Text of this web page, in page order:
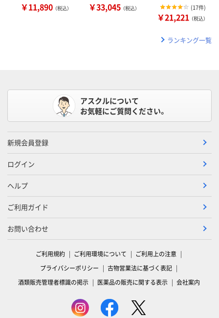
￥11,890 （税込） ￥33,045 （税込）
(17件)
￥21,221 （税込）
ランキング一覧
アスクルについて
お気軽にご質問ください。
新規会員登録
ログイン
ヘルプ
ご利用ガイド
お問い合わせ
ご利用規約 ご利用環境について
ご利用上の注意
プライバシーポリシー
古物営業法に基づく表記
酒類販売管理者標識の掲示
医薬品の販売に関する表示 会社案内